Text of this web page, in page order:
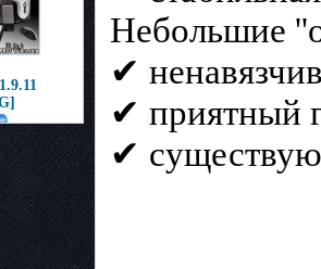
Небольшие
✔
✔ приятный
✔